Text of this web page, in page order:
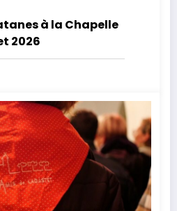
à la Chapelle
2026